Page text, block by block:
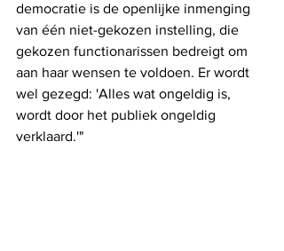
democratie is de openlijke inmenging
van één niet-gekozen instelling, die
gekozen functionarissen bedreigt om
aan haar wensen te voldoen. Er wordt
wel gezegd: 'Alles wat ongeldig is,
wordt door het publiek ongeldig
verklaard.'"